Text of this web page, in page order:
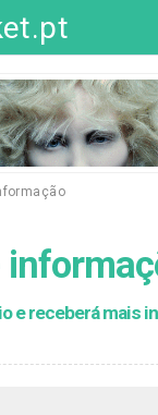
e receberá mais